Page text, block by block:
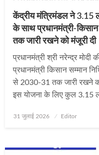
केंद्रीय मंत्रिमंडल ने 3.15
के साथ प्रधानमंत्री-
तक जारी रखने को मंजूरी दी
प्रधानमंत्री श्री नरेन्द्र मोदी
प्रधानमंत्री किसान सम्मान
से 2030-31 तक जारी रखने
इस योजना के लिए कुल 3.15
Posted
31 जुलाई 2026 Editor